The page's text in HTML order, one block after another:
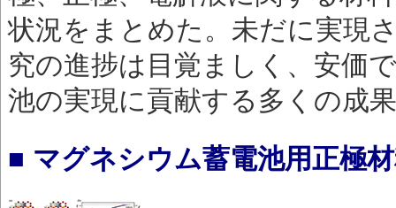
状況をまとめた。未だに実現
究の進捗は目覚ましく、安価
池の実現に貢献する多くの成
■ マグネシウム蓄電池用正極